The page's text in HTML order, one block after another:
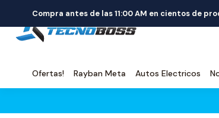
Ofertas! Rayban Meta Autos Electricos
Compra antes de las 11:00 AM en cientos de